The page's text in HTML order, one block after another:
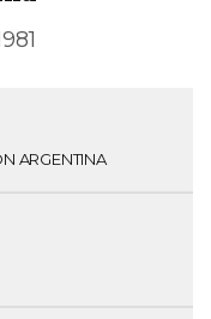
ARGENTINA